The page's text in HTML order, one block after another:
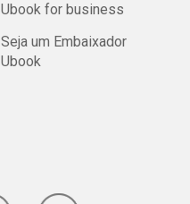
Ubook for business
Seja um Embaixador
Ubook